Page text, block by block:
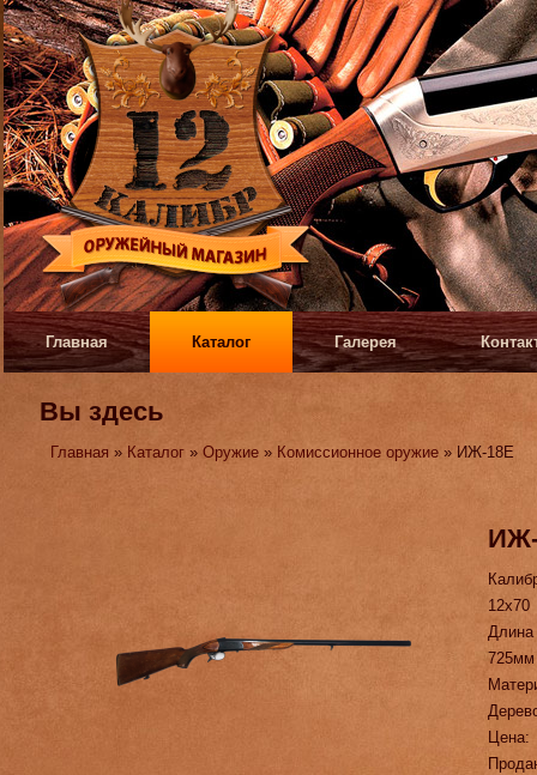
Главная Каталог Галерея
Вы здесь
Главная » Каталог »Оружие » Комиссионное оружие » ИЖ-18Е
12х70
725мм
Цена: